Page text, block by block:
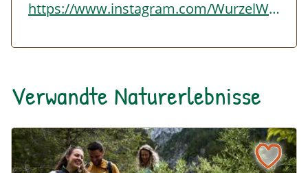
https://www.instagram.com/WurzelWeberWiese
Verwandte Naturerlebnisse